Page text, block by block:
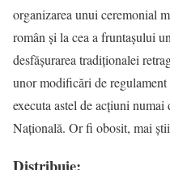
organizarea unui ceremonial
român şi la cea a fruntaşului
desfăşurarea tradiţionalei
unor modificări de
executa astel de acţiuni
Naţională. Or fi obosit, mai
Distribuie: